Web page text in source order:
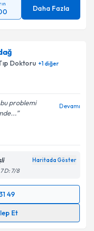
Daha Fazla
Doktoru +1diğer
bu problemi
Devamı
Haritada Göster
D: 7/8
49
Et